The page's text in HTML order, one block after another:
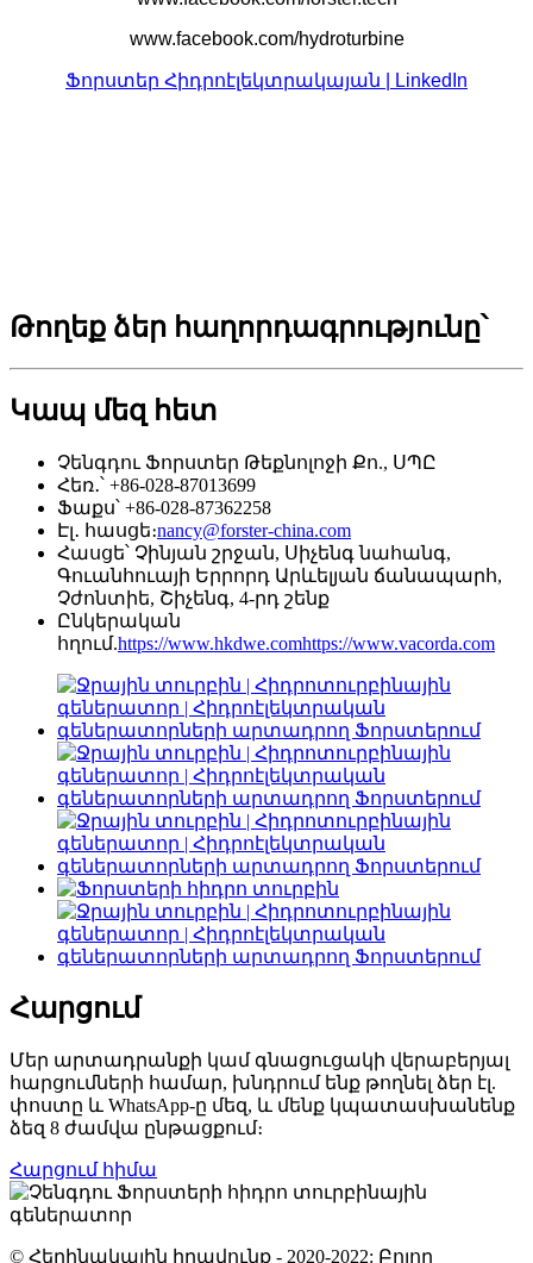
www.facebook.com/hydroturbine
Ֆորստեր Հիդրոէլեկտրակայան | LinkedIn
Թողեք ձեր հաղորդագրությունը՝
Կապ մեզ հետ
Չենգդու Ֆորստեր Թեքնոլոջի Քո., ՍՊԸ
Հեռ․՝ +86-028-87013699
Ֆաքս՝ +86-028-87362258
Էլ․ հասցե։nancy@forster-china.com
Հասցե՝ Չինյան շրջան, Սիչենգ նահանգ,
Գուանհուայի Երրորդ Արևելյան ճանապարհ,
Չժոնտիե, Շիչենգ, 4-րդ շենք
Ընկերական
հղում.https://www.hkdwe.comhttps://www.vacorda.com
Հարցում
Մեր արտադրանքի կամ գնացուցակի վերաբերյալ
հարցումների համար, խնդրում ենք թողնել ձեր էլ.
փոստը և WhatsApp-ը մեզ, և մենք կպատասխանենք
ձեզ 8 ժամվա ընթացքում։
Հարցում հիմա
© Հեղինակային իրավունք - 2020-2022: Բոլոր